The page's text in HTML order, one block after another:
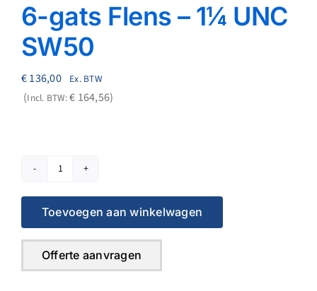
6-gats Flens – 1¼ UNC
SW50
€136,00
Ex. BTW
Incl. BTW:€ 164,56
6-
gats
Flens
1¼
UNC
Toevoegen aan winkelwagen
Offerte aanvragen